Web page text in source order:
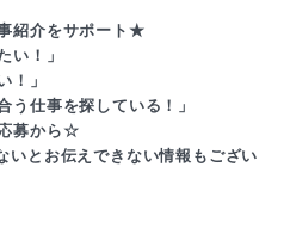
紹介をサポート★
い！」
！」
う仕事を探している！」
募から☆
とお伝えできない情報もござい